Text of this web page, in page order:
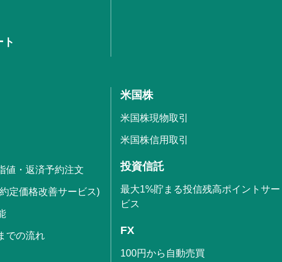
ト
値・返済予約注文
定価格改善サービス)
での流れ
米国株
米国株現物取引
米国株信用取引
投資信託
最大1%貯まる投信残高ポイントサー
ビス
FX
100円から自動売買